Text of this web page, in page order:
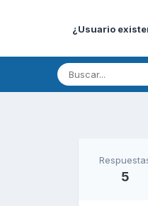
¿Usuario
5